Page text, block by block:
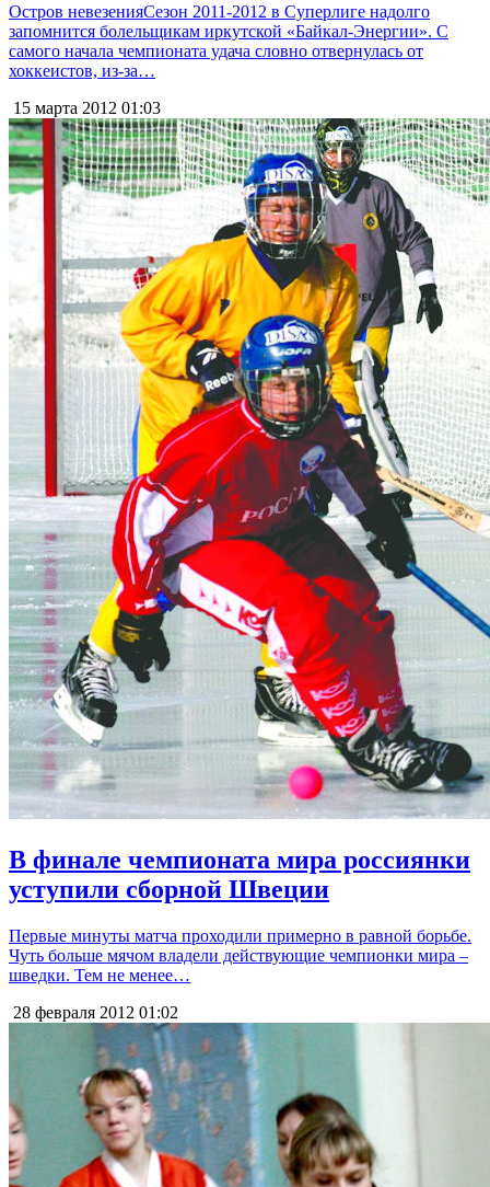
Остров невезенияСезон 2011-2012 в Суперлиге надолго
запомнится болельщикам иркутской «Байкал-Энергии». С
самого начала чемпионата удача словно отвернулась от
хоккеистов, из-за…
15 марта 2012 01:03
В финале чемпионата мира россиянки
уступили сборной Швеции
Первые минуты матча проходили примерно в равной борьбе.
Чуть больше мячом владели действующие чемпионки мира –
шведки. Тем не менее…
28 февраля 2012 01:02